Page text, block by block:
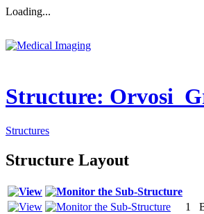
Loading...
Structure:
Structures
Structure Layout
1